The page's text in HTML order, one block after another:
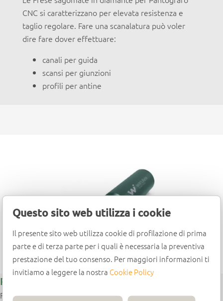
Questo sito web utilizza i cookie
Il presente sito web utilizza cookie di profilazione di prima
parte e di terza parte per i quali è necessaria la preventiva
prestazione del tuo consenso. Per maggiori informazioni ti
invitiamo a leggere la nostra Cookie Policy
CNC si caratterizzano per elevata resistenza e
taglio regolare. Fare una scanalatura può voler
dire fare dover effettuare:
canali per guida
scansi per giunzioni
profili per antine
Punta per scanalature a “T”
Frese sagomate in pcd per Pantografo,per realizzare